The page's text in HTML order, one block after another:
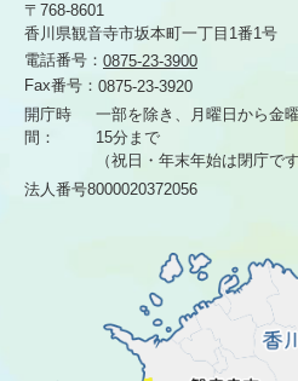
〒768-8601
香川県観音寺市坂本町一丁目1番1号
電話番号： 0875-23-3900
Fax番号： 0875-23-3920
開庁時
間：
一部を除き、月曜日から金
15分まで
（祝日・年末年始は閉庁です
法人番号8000020372056